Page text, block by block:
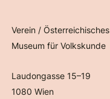
Verein / Österreichisches
Museum für Volkskunde
Laudongasse 15–19
1080 Wien